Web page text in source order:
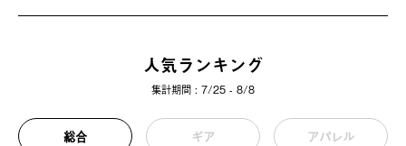
人気ランキング
集計期間 : 7/25 - 8/8
総合 ギア アパレル